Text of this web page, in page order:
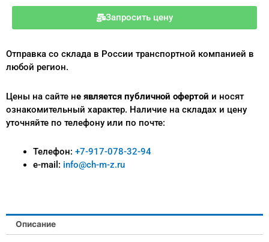
Запросить цену
Отправка со склада в России транспортной компанией в
любой регион.
Цены на сайте не является публичной офертой и носят
ознакомительный характер. Наличие на складах и цену
уточняйте по телефону или по почте:
Телефон: +7-917-078-32-94
e-mail: info@ch-m-z.ru
Описание